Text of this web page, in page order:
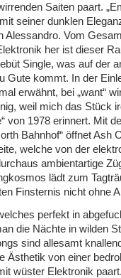
Saiten paart.
seiner dunklen
Alessandro. Vom
her ist dieser
Single, was auf der
Gute kommt. In der
erwähnt, bei „want“
weil mich das Stück
von 1978 erinnert. Mit
Bahnhof“ öffnet Ash
welche von der
ambientartige
lädt zum
Finsternis nicht ohne
perfekt in
die Nächte in wilden
sind allesamt
Ästhetik von einer
wüster Elektronik